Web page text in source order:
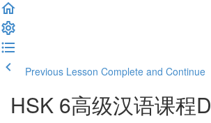
Previous Lesson Complete and Continue
HSK 6高级汉语课程D